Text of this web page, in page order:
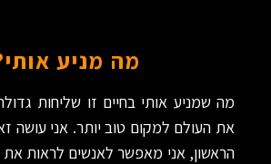
מה מניע
מה שמניע אותי בחיים זו שליחות
את העולם למקום טוב יותר. אני עושה
הראשון, אני מאפשר לאנשים לראות